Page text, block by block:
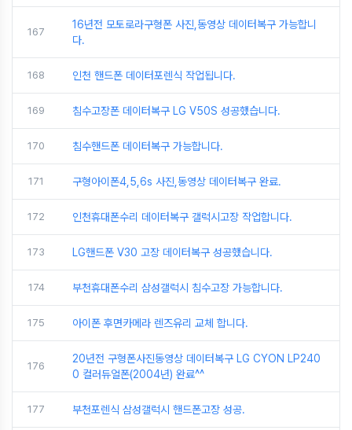
167
16년전 모토로라구형폰 사진,동영상 데이터복구 가능합니
다.
168 인천 핸드폰 데이터포렌식 작업됩니다.
169 침수고장폰 데이터복구 LG V50S 성공했습니다.
170 침수핸드폰 데이터복구 가능합니다.
171 구형아이폰4,5,6s 사진,동영상 데이터복구 완료.
172 인천휴대폰수리 데이터복구 갤럭시고장 작업합니다.
173 LG핸드폰 V30 고장 데이터복구 성공했습니다.
174 부천휴대폰수리 삼성갤럭시 침수고장 가능합니다.
175 아이폰 후면카메라 렌즈유리 교체 합니다.
176
20년전 구형폰사진동영상 데이터복구 LG CYON LP240
0 컬러듀얼폰(2004년) 완료^^
177 부천포렌식 삼성갤럭시 핸드폰고장 성공.